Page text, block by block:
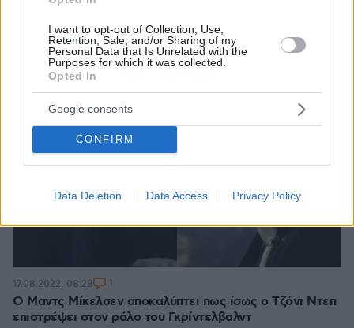
I want to opt-out of Collection, Use,
Retention, Sale, and/or Sharing of my
Personal Data that Is Unrelated with the
Purposes for which it was collected.
Opted In
Google consents
CONFIRM
Data Deletion Data Access Privacy Policy
Ο Μαντς Μίκελσεν αποκαλύπτει πως ίσως ο Τζόνι Ντεπ
επιστρέψει στον ρόλο του Γκρίντελβαλντ
17.08.2022, 08:28 1